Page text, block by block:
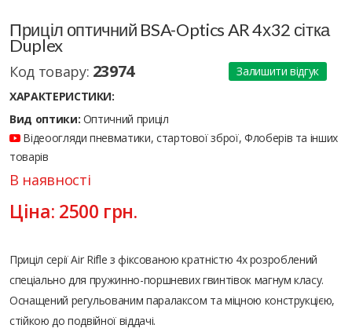
Приціл оптичний BSA-Optics AR 4х32 сітка
Duplex
Код товару: 23974
Залишити відгук
ХАРАКТЕРИСТИКИ:
Вид оптики: Оптичний приціл
Відеоогляди пневматики, стартової зброї, Флоберів та інших
товарів
В наявності
Ціна: 2500 грн.
Приціл серії Air Rifle з фіксованою кратністю 4x розроблений
спеціально для пружинно-поршневих гвинтівок магнум класу.
Оснащений регульованим паралаксом та міцною конструкцією,
стійкою до подвійної віддачі.